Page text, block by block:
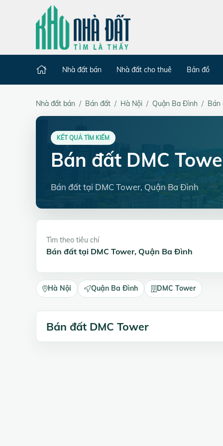
Nhà đất bán Nhà đất cho thuê Bản đồ
Nhà đất bán Bán đất Hà Nội Quận Ba Đình Bán
KẾT QUẢ TÌM KIẾM
Bán đất DMC
Bán đất tại DMC Tower, Quận Ba Đình
Tìm theo tiêu chí
Bán đất tại DMC Tower, Quận Ba Đình
Hà Nội Quận Ba Đình DMC Tower
Bán đất DMC Tower